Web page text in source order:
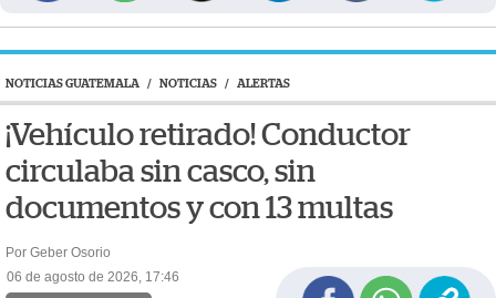
NOTICIAS GUATEMALA / NOTICIAS / ALERTAS
¡Vehículo retirado! Conductor
circulaba sin casco, sin
documentos y con 13 multas
Por Geber Osorio
06 de agosto de 2026, 17:46